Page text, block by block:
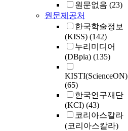
원문없음 (23)
원문제공처
한국학술정보
(KISS) (142)
누리미디어
(DBpia) (135)
KISTI(ScienceON)
(65)
한국연구재단
(KCI) (43)
코리아스칼라
(코리아스칼라)